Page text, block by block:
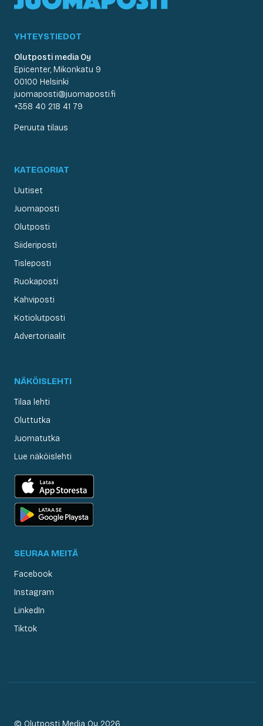
YHTEYSTIEDOT
Olutposti media Oy
Epicenter, Mikonkatu 9
00100 Helsinki
juomaposti@juomaposti.fi
+358 40 218 41 79
Peruuta tilaus
KATEGORIAT
Uutiset
Juomaposti
Olutposti
Siideriposti
Tisleposti
Ruokaposti
Kahviposti
Kotiolutposti
Advertoriaalit
NÄKÖISLEHTI
Tilaa lehti
Oluttutka
Juomatutka
Lue näköislehti
SEURAA MEITÄ
Facebook
Instagram
LinkedIn
Tiktok